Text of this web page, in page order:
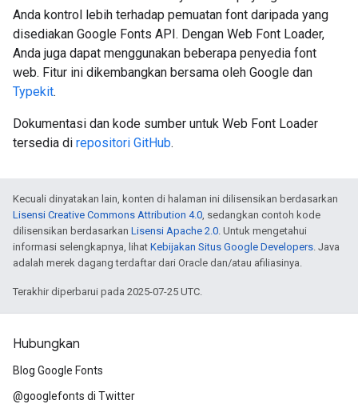
Anda kontrol lebih terhadap pemuatan font daripada yang
disediakan Google Fonts API. Dengan Web Font Loader,
Anda juga dapat menggunakan beberapa penyedia font
web. Fitur ini dikembangkan bersama oleh Google dan
Typekit.
Dokumentasi dan kode sumber untuk Web Font Loader
tersedia di repositori GitHub.
Kecuali dinyatakan lain, konten di halaman ini dilisensikan berdasarkan
Lisensi Creative Commons Attribution 4.0, sedangkan contoh kode
dilisensikan berdasarkan Lisensi Apache 2.0. Untuk mengetahui
informasi selengkapnya, lihat Kebijakan Situs Google Developers. Java
adalah merek dagang terdaftar dari Oracle dan/atau afiliasinya.
Terakhir diperbarui pada 2025-07-25 UTC.
Hubungkan
Blog Google Fonts
@googlefonts di Twitter